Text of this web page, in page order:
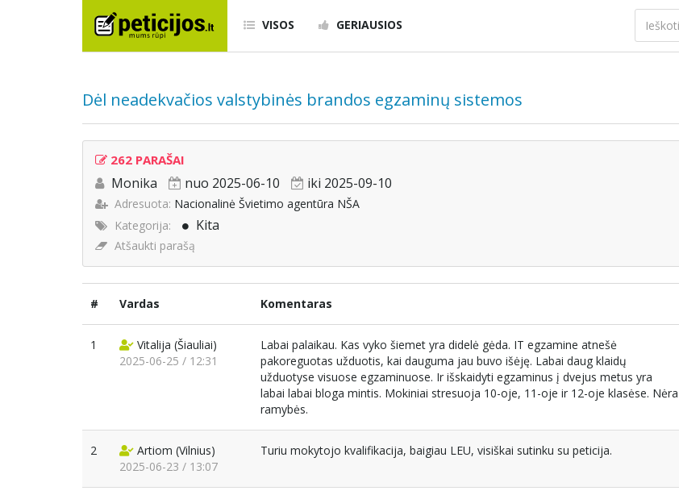
VISOS GERIAUSIOS
Dėl neadekvačios valstybinės brandos egzaminų sistemos
262 PARAŠAI
Monika nuo 2025-06-10 iki 2025-09-10
Adresuota: Nacionalinė Švietimo agentūra NŠA
Kategorija:
Kita
Atšaukti parašą
# Vardas Komentaras
1 Vitalija (Šiauliai)
2025-06-25 / 12:31
Labai palaikau. Kas vyko šiemet yra didelė gėda. IT egzamine atnešė
pakoreguotas užduotis, kai dauguma jau buvo išėję. Labai daug klaidų
užduotyse visuose egzaminuose. Ir išskaidyti egzaminus į dvejus metus yra
labai labai bloga mintis. Mokiniai stresuoja 10-oje, 11-oje ir 12-oje klasėse. Nėra
ramybės.
2 Artiom (Vilnius)
2025-06-23 / 13:07
Turiu mokytojo kvalifikacija, baigiau LEU, visiškai sutinku su peticija.